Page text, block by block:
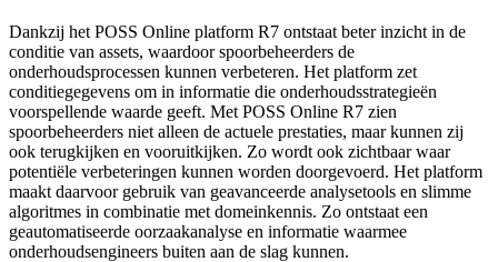
Dankzij het POSS Online platform R7 ontstaat beter inzicht in de
conditie van assets, waardoor spoorbeheerders de
onderhoudsprocessen kunnen verbeteren. Het platform zet
conditiegegevens om in informatie die onderhoudsstrategieën
voorspellende waarde geeft. Met POSS Online R7 zien
spoorbeheerders niet alleen de actuele prestaties, maar kunnen zij
ook terugkijken en vooruitkijken. Zo wordt ook zichtbaar waar
potentiële verbeteringen kunnen worden doorgevoerd. Het platform
maakt daarvoor gebruik van geavanceerde analysetools en slimme
algoritmes in combinatie met domeinkennis. Zo ontstaat een
geautomatiseerde oorzaakanalyse en informatie waarmee
onderhoudsengineers buiten aan de slag kunnen.